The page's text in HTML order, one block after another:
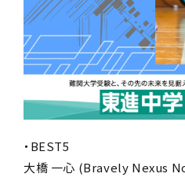
・BEST5
大橋 一心 (Bravely Nexus